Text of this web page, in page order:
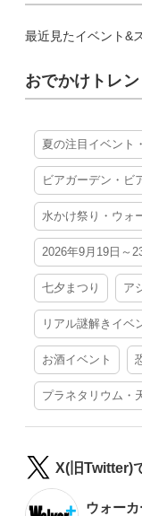
最近見たイベント&
おでかけトレン
夏の注目イベント
ビアガーデン・ビ
水かけ祭り・ウォ
2026年9月19日～
七夕まつり ア
リアル謎解きイベ
お酒イベント
プラネタリウム・
X(旧Twitter)
ウォー